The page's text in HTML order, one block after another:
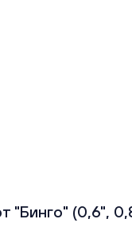
(0,6",